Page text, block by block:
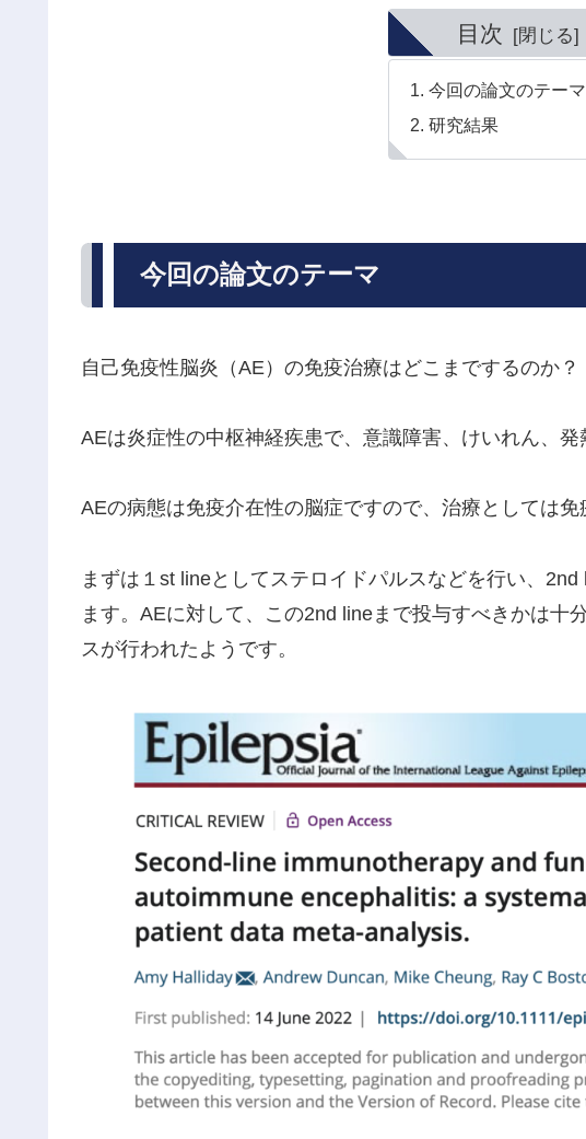
目次
今回の論文のテーマ
研究結果
今回の論文のテーマ
自己免疫性脳炎（AE）の免疫治療はどこまでするのか
AEは炎症性の中枢神経疾患で、意識障害、けいれん、発
AEの病態は免疫介在性の脳症ですので、治療としては免
まずは１st lineとしてステロイドパルスなどを行い、
ます。AEに対して、この2nd lineまで投与すべきかは十
スが行われたようです。